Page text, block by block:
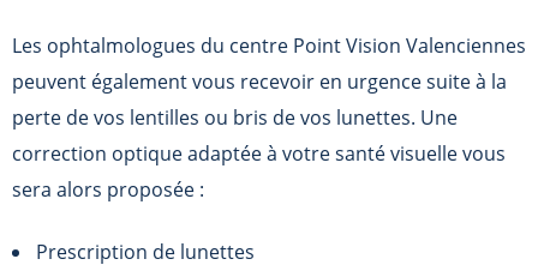
Les ophtalmologues du centre Point Vision Valenciennes
peuvent également vous recevoir en urgence suite à la
perte de vos lentilles ou bris de vos lunettes. Une
correction optique adaptée à votre santé visuelle vous
sera alors proposée :
Prescription de lunettes